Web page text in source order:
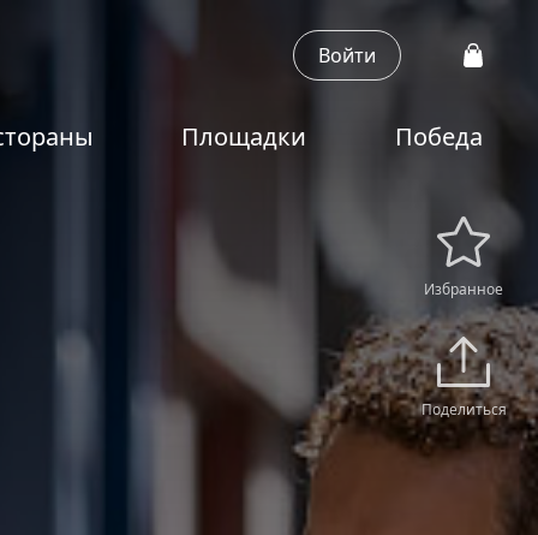
Войти
Площадки Победа
Избранное
Поделиться